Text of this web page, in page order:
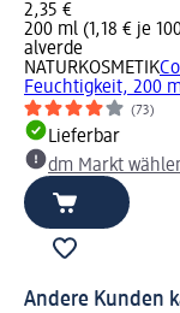
2,35 €
200 ml (1,18 € je
alverde
NATURKOSMETIK
Feuchtigkeit, 200
(73)
Lieferbar
dm Markt
Andere Kunden